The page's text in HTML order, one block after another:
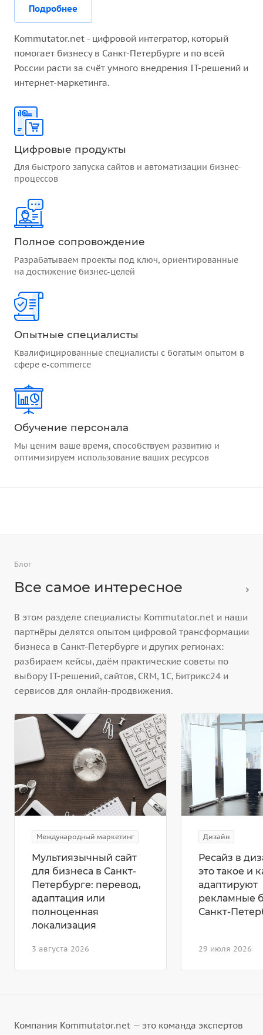
Подробнее
Kommutator.net - цифровой интегратор, который
помогает бизнесу в Санкт-Петербурге и по всей
России расти за счёт умного внедрения IT-решений и
интернет-маркетинга.
Цифровые продукты
Для быстрого запуска сайтов и автоматизации бизнес-
процессов
Полное сопровождение
Разрабатываем проекты под ключ, ориентированные
на достижение бизнес-целей
Опытные специалисты
Квалифицированные специалисты с богатым опытом в
сфере e-commerce
Обучение персонала
Мы ценим ваше время, способствуем развитию и
оптимизируем использование ваших ресурсов
Блог
Все самое интересное
В этом разделе специалисты Kommutator.net и наши
партнёры делятся опытом цифровой трансформации
бизнеса в Санкт-Петербурге и других регионах:
разбираем кейсы, даём практические советы по
выбору IT-решений, сайтов, CRM, 1С, Битрикс24 и
сервисов для онлайн-продвижения.
Международный маркетинг
3 августа 2026
Мультиязычный сайт
для бизнеса в Санкт-
Петербурге: перевод,
адаптация или
полноценная
локализация
Дизайн
29 июля 2026
Ресайз в
это такое и
адаптируют
рекламные
Санкт-
Компания Kommutator.net — это команда экспертов